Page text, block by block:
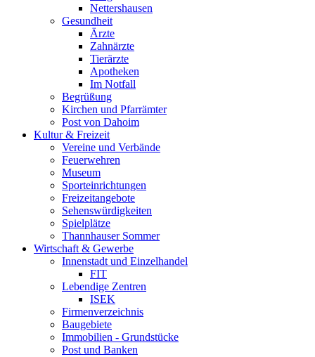
Nettershausen
Gesundheit
Ärzte
Zahnärzte
Tierärzte
Apotheken
Im Notfall
Begrüßung
Kirchen und Pfarrämter
Post von Dahoim
Kultur & Freizeit
Vereine und Verbände
Feuerwehren
Museum
Sporteinrichtungen
Freizeitangebote
Sehenswürdigkeiten
Spielplätze
Thannhauser Sommer
Wirtschaft & Gewerbe
Innenstadt und Einzelhandel
FIT
Lebendige Zentren
ISEK
Firmenverzeichnis
Baugebiete
Immobilien - Grundstücke
Post und Banken